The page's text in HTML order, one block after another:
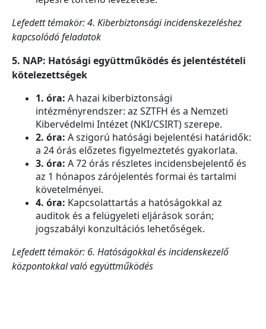
Lefedett témakör: 4. Kiberbiztonsági incidenskezeléshez
kapcsolódó feladatok
5. NAP: Hatósági együttműködés és jelentéstételi
kötelezettségek
1. óra: A hazai kiberbiztonsági
intézményrendszer: az SZTFH és a Nemzeti
Kibervédelmi Intézet (NKI/CSIRT) szerepe.
2. óra: A szigorú hatósági bejelentési határidők:
a 24 órás előzetes figyelmeztetés gyakorlata.
3. óra: A 72 órás részletes incidensbejelentő és
az 1 hónapos zárójelentés formai és tartalmi
követelményei.
4. óra: Kapcsolattartás a hatóságokkal az
auditok és a felügyeleti eljárások során;
jogszabályi konzultációs lehetőségek.
Lefedett témakör: 6. Hatóságokkal és incidenskezelő
központokkal való együttműködés